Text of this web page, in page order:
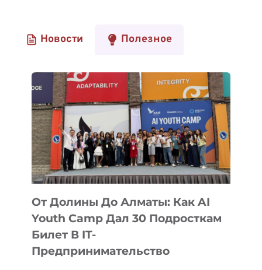
Новости Полезное
От Долины До Алматы: Как AI
Youth Camp Дал 30 Подросткам
Билет В IT-
Предпринимательство